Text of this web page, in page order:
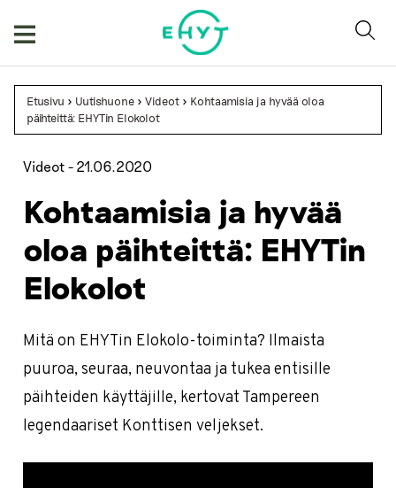
Etusivu > Uutishuone > Videot > Kohtaamisia ja hyvää oloa
päihteittä: EHYTin Elokolot
Videot - 21.06.2020
Kohtaamisia ja hyvää
oloa päihteittä: EHYTin
Elokolot
Mitä on EHYTin Elokolo-toiminta? Ilmaista
puuroa, seuraa, neuvontaa ja tukea entisille
päihteiden käyttäjille, kertovat Tampereen
legendaariset Konttisen veljekset.